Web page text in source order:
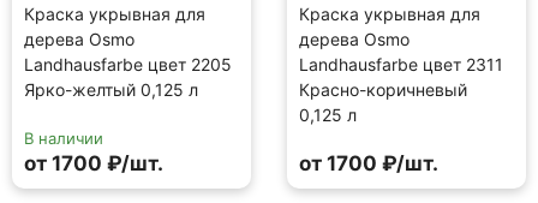
Краска укрывная для
дерева Osmo
Landhausfarbe цвет 2205
Ярко-желтый 0,125 л
В наличии
от 1700 ₽/шт.
Краска укрывная для
дерева Osmo
Landhausfarbe цвет 2311
Красно-коричневый
0,125 л
от 1700 ₽/шт.